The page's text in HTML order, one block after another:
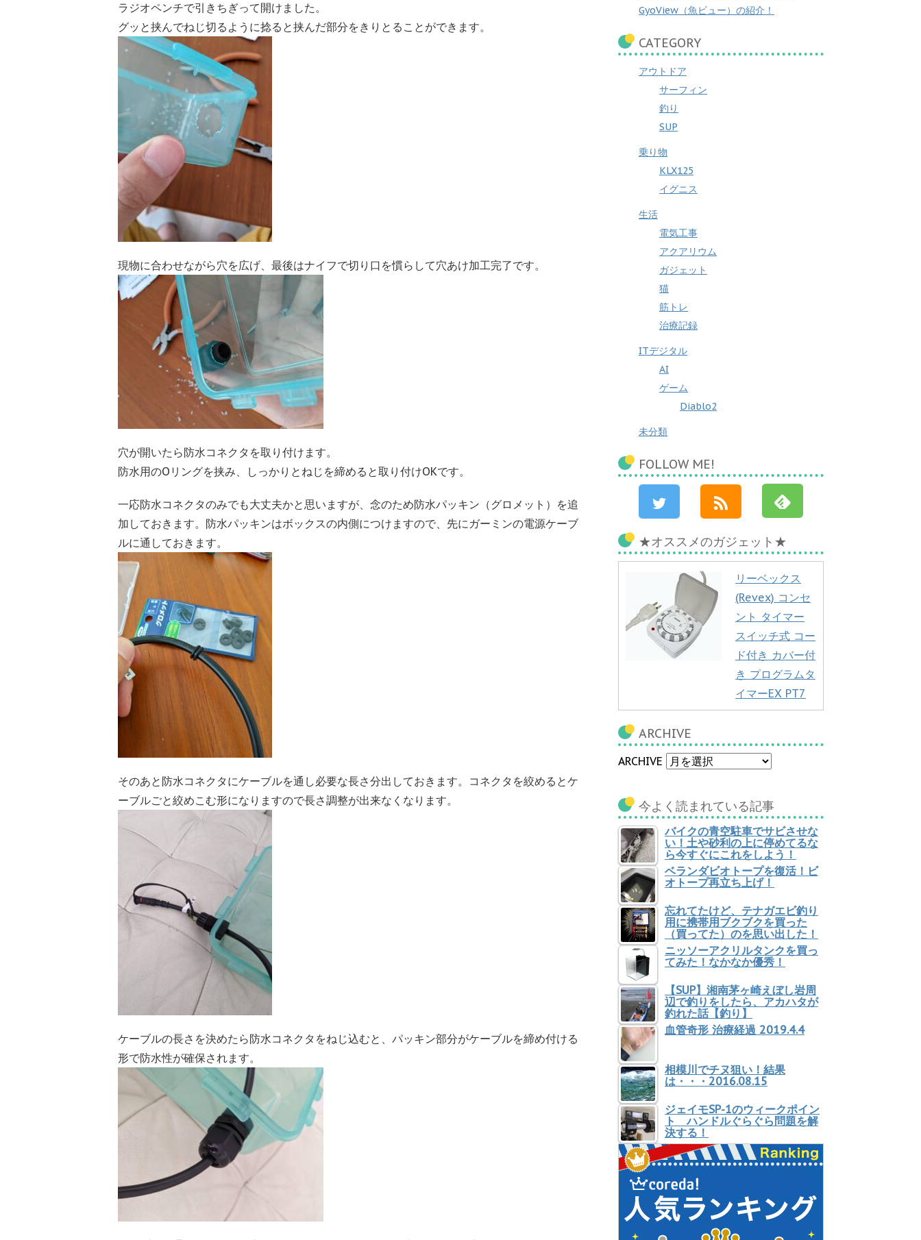
ラジオペンチで引きちぎって開けました。
グッと挟んでねじ切るように捻ると挟んだ部分をきりとることができます。
現物に合わせながら穴を広げ、最後はナイフで切り口を慣らして穴あけ加工完了です。
穴が開いたら防水コネクタを取り付けます。
防水用のOリングを挟み、しっかりとねじを締めると取り付けOKです。
一応防水コネクタのみでも大丈夫かと思いますが、念のため防水パッキン（グロメット）を追
加しておきます。防水パッキンはボックスの内側につけますので、先にガーミンの電源ケーブ
ルに通しておきます。
そのあと防水コネクタにケーブルを通し必要な長さ分出しておきます。コネクタを絞めるとケ
ーブルごと絞めこむ形になりますので長さ調整が出来なくなります。
ケーブルの長さを決めたら防水コネクタをねじ込むと、パッキン部分がケーブルを締め付ける
形で防水性が確保されます。
GyoView（魚ビュー）の紹介！
CATEGORY
アウトドア
サーフィン
釣り
SUP
乗り物
KLX125
イグニス
生活
電気工事
アクアリウム
ガジェット
猫
筋トレ
治療記録
ITデジタル
AI
ゲーム
Diablo2
未分類
FOLLOW ME!
★オススメのガジェット★
リーベックス
(Revex) コンセ
ント タイマー
スイッチ式 コー
ド付き カバー付
き プログラムタ
イマーEX PT7
ARCHIVE
ARCHIVE
今よく読まれている記事
バイクの青空駐車でサビさせな
い！土や砂利の上に停めてるな
ら今すぐにこれをしよう！
ベランダビオトープを復活！ビ
オトープ再立ち上げ！
忘れてたけど、テナガエビ釣り
用に携帯用ブクブクを買った
（買ってた）のを思い出した！
ニッソーアクリルタンクを買っ
てみた！なかなか優秀！
【SUP】湘南茅ヶ崎えぼし岩周
辺で釣りをしたら、アカハタが
釣れた話【釣り】
血管奇形 治療経過 2019.4.4
相模川でチヌ狙い！結果
は・・・2016.08.15
ジェイモSP-1のウィークポイン
ト ハンドルぐらぐら問題を解
決する！